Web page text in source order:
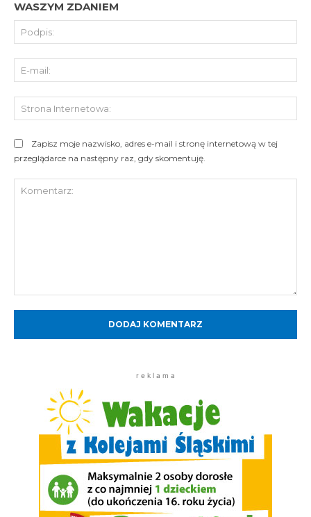
WASZYM ZDANIEM
Zapisz moje nazwisko, adres e-mail i stronę internetową w tej
przeglądarce na następny raz, gdy skomentuję.
r e k l a m a